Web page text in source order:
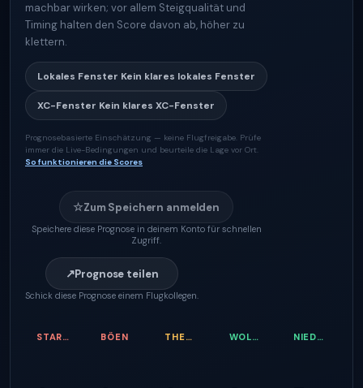
machbar wirken; vor allem Steigqualität und
Timing halten den Score davon ab, höher zu
klettern.
Lokales Fenster Kein klares lokales Fenster
XC-Fenster Kein klares XC-Fenster
Prognosebasierte Einschätzung — keine Flugfreigabe. Prüfe
immer die Live-Bedingungen und beurteile die Lage vor Ort.
So funktionieren die Scores
☆Zum Speichern anmelden
Speichere diese Prognose in deinem Konto für schnellen
Zugriff.
↗Prognose teilen
Schick diese Prognose einem Flugkollegen.
STARTWIND BÖEN THERMIKQUALITÄT WOLKENBASIS NIEDERSCHLAGSRISIKO